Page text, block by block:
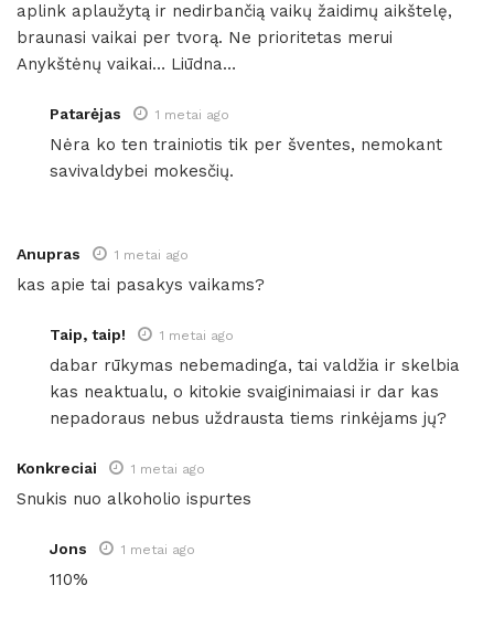
aplink aplaužytą ir nedirbančią vaikų žaidimų aikštelę,
braunasi vaikai per tvorą. Ne prioritetas merui
Anykštėnų vaikai… Liūdna…
Patarėjas 1 metai ago
Nėra ko ten trainiotis tik per šventes, nemokant
savivaldybei mokesčių.
Anupras 1 metai ago
kas apie tai pasakys vaikams?
Taip, taip! 1 metai ago
dabar rūkymas nebemadinga, tai valdžia ir skelbia
kas neaktualu, o kitokie svaiginimaiasi ir dar kas
nepadoraus nebus uždrausta tiems rinkėjams jų?
Konkreciai 1 metai ago
Snukis nuo alkoholio ispurtes
Jons 1 metai ago
110%